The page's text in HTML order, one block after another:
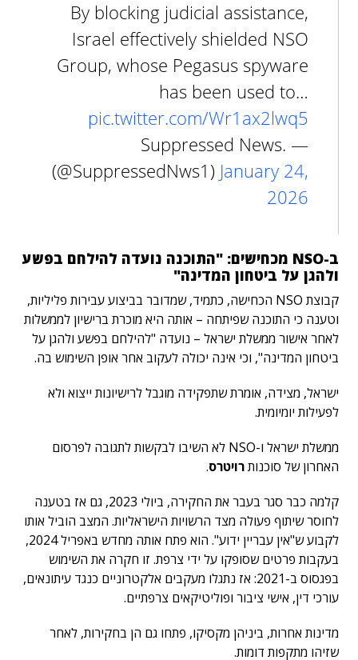
By blocking judicial assistance,
Israel effectively shielded NSO
Group, whose Pegasus spyware
has been used to…
pic.twitter.com/Wr1ax2lwq5
— Suppressed News.
(@SuppressedNws1) January 24,
2026
ב-NSO מכחישים: "התוכנה נועדה להילחם בפשע
ולהגן על ביטחון המדינה"
קבוצת NSO הכחישה, כתמיד, שמדובר בביצוע עבירות פליליות,
וטענה כי התוכנה שפיתחה – אותה היא מוכרת ברישיון לממשלות
לאחר אישור ממשלת ישראל – נועדה "להילחם בפשע ולהגן על
ביטחון המדינה", וכי אינה יכולה לעקוב אחר אופן השימוש בה.
ישראל, מצידה, אומרת שתפקידה מוגבל לרישיונות ייצוא ולא
לפעילות יומיומית.
ממשלת ישראל ו-NSO לא השיבו לבקשות לתגובה לפרסום
האחרון של סוכנותרויטרס.
קלמה כבר סגר בעבר את החקירה, ביולי 2023, גם אז בטענה
לחוסר שיתוף פעולה מצד הרשויות הישראליות. המצב הוביל אותו
לקבוע ש"אין עבריין ידוע". הוא פתח אותה מחדש באפריל 2024,
בעקבות פרטים שסופקו על ידי צרפת. זו חקרה את השימוש
בפגסוס ב-2021: אז נתגלו מעקבים אלקטרוניים כנגד עיתונאים,
עורכי דין, אישי ציבור ופוליטיקאים צרפתיים.
מדינות אחרות, ביניהן מקסיקו, פתחו גם הן בחקירות, לאחר
שזיהו מתקפות דומות.